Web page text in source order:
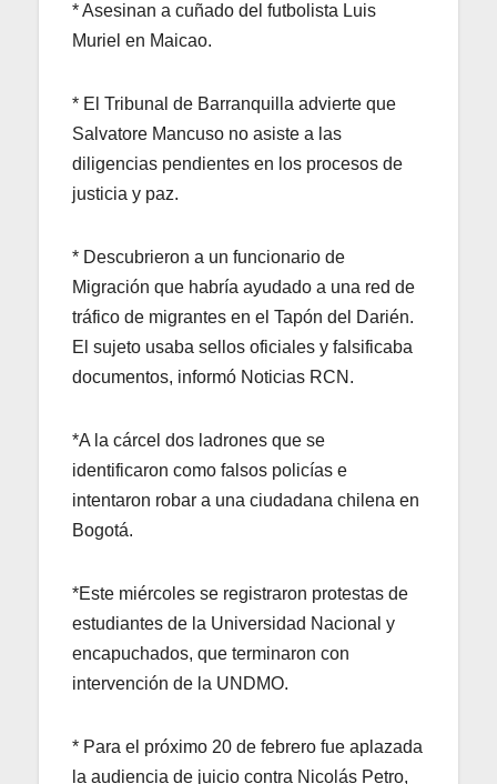
* Asesinan a cuñado del futbolista Luis
Muriel en Maicao.
* El Tribunal de Barranquilla advierte que
Salvatore Mancuso no asiste a las
diligencias pendientes en los procesos de
justicia y paz.
* Descubrieron a un funcionario de
Migración que habría ayudado a una red de
tráfico de migrantes en el Tapón del Darién.
El sujeto usaba sellos oficiales y falsificaba
documentos, informó Noticias RCN.
*A la cárcel dos ladrones que se
identificaron como falsos policías e
intentaron robar a una ciudadana chilena en
Bogotá.
*Este miércoles se registraron protestas de
estudiantes de la Universidad Nacional y
encapuchados, que terminaron con
intervención de la UNDMO.
* Para el próximo 20 de febrero fue aplazada
la audiencia de juicio contra Nicolás Petro,